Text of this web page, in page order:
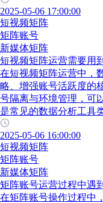
2025-05-06 17:00:00
短视频矩阵
矩阵账号
新媒体矩阵
短视频矩阵运营需要用
在短视频矩阵运营中，
略、增强账号活跃度的
号隔离与环境管理，可
是常见的数据分析工具
2025-05-06 16:00:00
短视频矩阵
矩阵账号
新媒体矩阵
矩阵账号运营过程中遇
在矩阵账号操作过程中